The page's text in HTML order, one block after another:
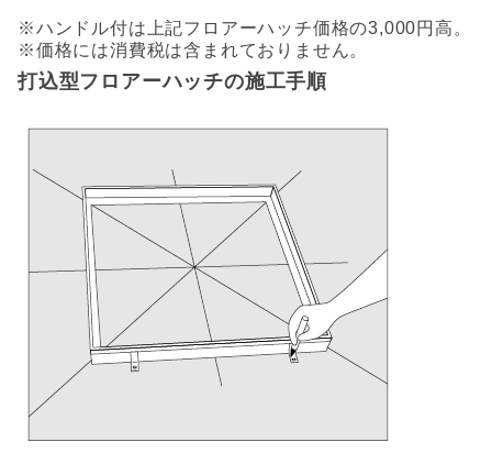
※ハンドル付は上記フロアーハッチ価格の3,000円高。
※価格には消費税は含まれておりません。
打込型フロアーハッチの施工手順